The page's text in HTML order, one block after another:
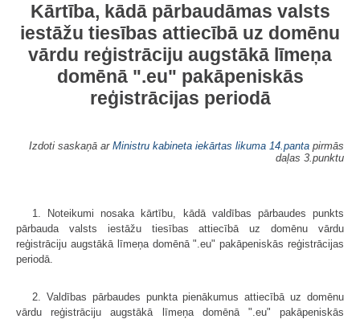
Kārtība, kādā pārbaudāmas valsts
iestāžu tiesības attiecībā uz domēnu
vārdu reģistrāciju augstākā līmeņa
domēnā ".eu" pakāpeniskās
reģistrācijas periodā
Izdoti saskaņā ar Ministru kabineta iekārtas likuma 14.panta pirmās
daļas 3.punktu
1. Noteikumi nosaka kārtību, kādā valdības pārbaudes punkts
pārbauda valsts iestāžu tiesības attiecībā uz domēnu vārdu
reģistrāciju augstākā līmeņa domēnā ".eu" pakāpeniskās reģistrācijas
periodā.
2. Valdības pārbaudes punkta pienākumus attiecībā uz domēnu
vārdu reģistrāciju augstākā līmeņa domēnā ".eu" pakāpeniskās